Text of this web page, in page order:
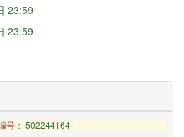
23:59
23:59
号： 502244164